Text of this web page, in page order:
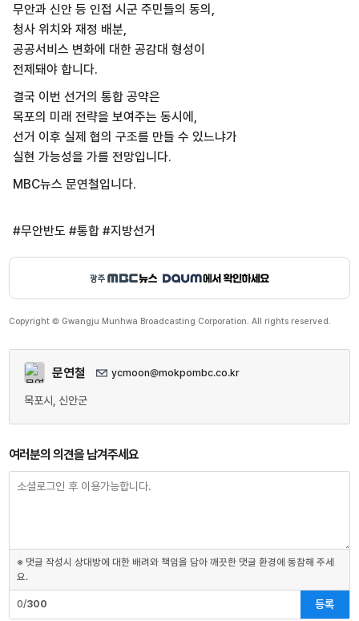
무안과 신안 등 인접 시군 주민들의 동의,
청사 위치와 재정 배분,
공공서비스 변화에 대한 공감대 형성이
전제돼야 합니다.
결국 이번 선거의 통합 공약은
목포의 미래 전략을 보여주는 동시에,
선거 이후 실제 협의 구조를 만들 수 있느냐가
실현 가능성을 가를 전망입니다.
MBC뉴스 문연철입니다.
#무안반도 #통합 #지방선거
Copyright © Gwangju Munhwa Broadcasting Corporation. All rights reserved.
문연철 ycmoon@mokpombc.co.kr
목포시, 신안군
여러분의 의견을 남겨주세요
※ 댓글 작성시 상대방에 대한 배려와 책임을 담아 깨끗한 댓글 환경에 동참해 주세
요.
0/300 등록